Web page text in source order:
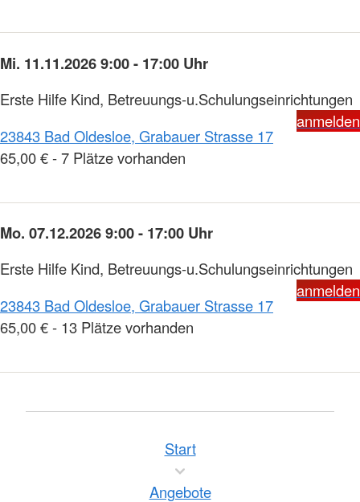
Mi. 11.11.2026 9:00 - 17:00 Uhr
Erste Hilfe Kind, Betreuungs-u.Schulungseinrichtungen
anmelden
23843 Bad Oldesloe, Grabauer Strasse 17
65,00 € - 7 Plätze vorhanden
Mo. 07.12.2026 9:00 - 17:00 Uhr
Erste Hilfe Kind, Betreuungs-u.Schulungseinrichtungen
anmelden
23843 Bad Oldesloe, Grabauer Strasse 17
65,00 € - 13 Plätze vorhanden
Start
Angebote